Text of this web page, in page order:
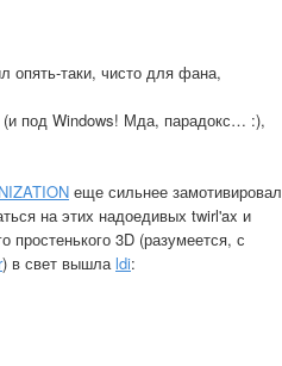
опять-таки, чисто для фана,
(и под Windows! Мда, парадокс… :),
еще сильнее замотивировал
на этих надоедивых twirl'ax и
3D (разумеется, с
) в свет вышлаldi: